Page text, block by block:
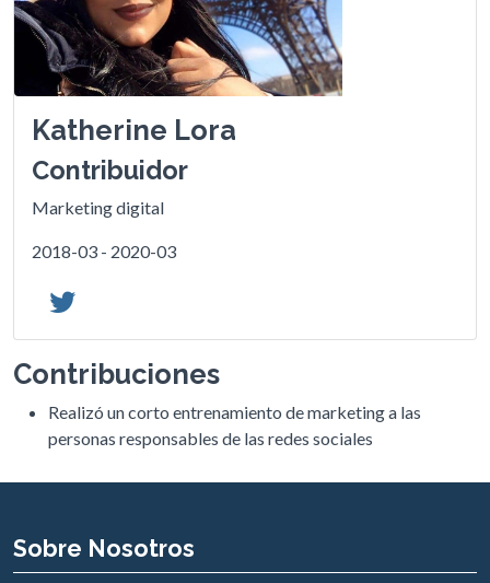
Katherine Lora
Contribuidor
Marketing digital
2018-03 - 2020-03
Contribuciones
Realizó un corto entrenamiento de marketing a las
personas responsables de las redes sociales
Sobre Nosotros